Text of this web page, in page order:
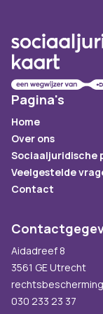
Pagina's
Home
Over ons
Sociaaljuridische
Veelgestelde
Contact
Aidadreef 8
3561 GE Utrecht
030 233 23 37